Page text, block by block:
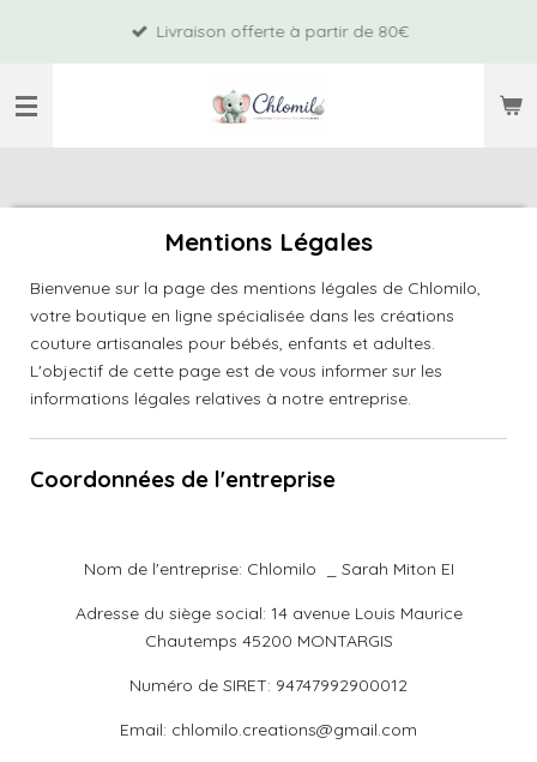
principal
Livraison offerte à partir de 80€
Mentions Légales
Bienvenue sur la page des mentions légales de Chlomilo,
votre boutique en ligne spécialisée dans les créations
couture artisanales pour bébés, enfants et adultes.
L'objectif de cette page est de vous informer sur les
informations légales relatives à notre entreprise.
Coordonnées de l'entreprise
Nom de l'entreprise: Chlomilo _ Sarah Miton EI
Adresse du siège social: 14 avenue Louis Maurice
Chautemps 45200 MONTARGIS
Numéro de SIRET: 94747992900012
Email: chlomilo.creations@gmail.com